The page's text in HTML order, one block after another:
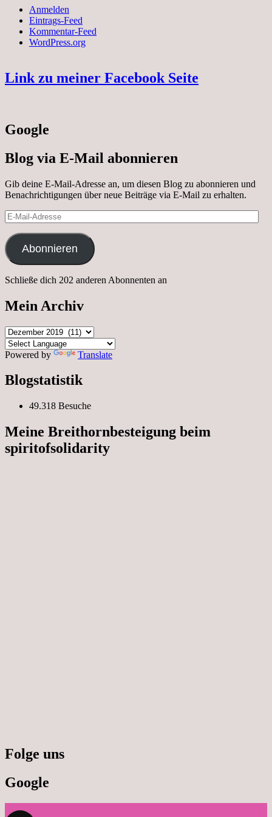
Anmelden
Eintrags-Feed
Kommentar-Feed
WordPress.org
Link zu meiner Facebook Seite
Google
Blog via E-Mail abonnieren
Gib deine E-Mail-Adresse an, um diesen Blog zu abonnieren und
Benachrichtigungen über neue Beiträge via E-Mail zu erhalten.
E-
Mail-
Adresse
Abonnieren
Schließe dich 202 anderen Abonnenten an
Mein Archiv
Mein
Archiv
Powered by
Translate
Blogstatistik
49.318 Besuche
Meine Breithornbesteigung beim
spiritofsolidarity
Folge uns
Google